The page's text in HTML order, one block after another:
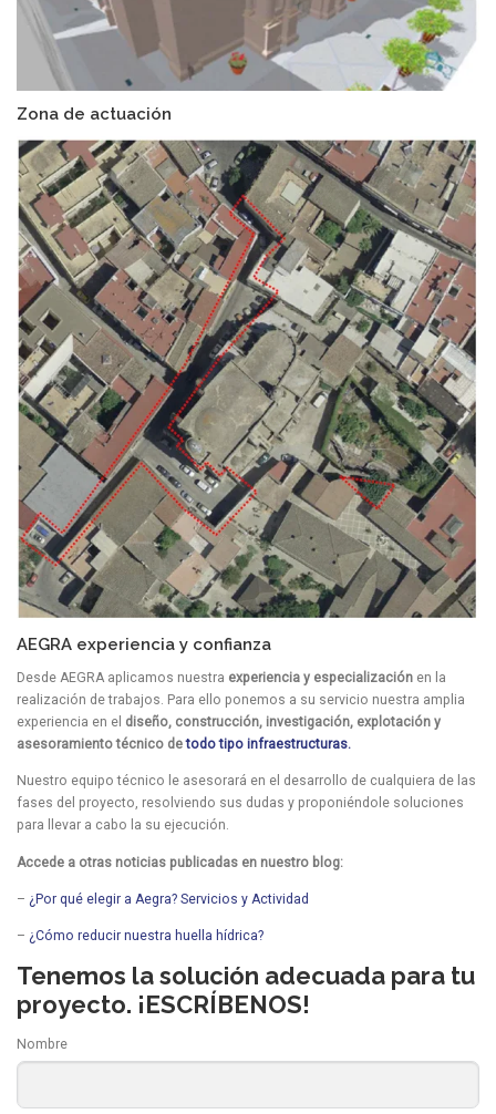
Zona de actuación
AEGRA experiencia y confianza
Desde AEGRA aplicamos nuestra experiencia y especialización en la
realización de trabajos. Para ello ponemos a su servicio nuestra amplia
experiencia en el diseño, construcción, investigación, explotación y
asesoramiento técnico detodo tipo infraestructuras.
Nuestro equipo técnico le asesorará en el desarrollo de cualquiera de las
fases del proyecto, resolviendo sus dudas y proponiéndole soluciones
para llevar a cabo la su ejecución.
Accede a otras noticias publicadas en nuestro blog:
– ¿Por qué elegir a Aegra? Servicios y Actividad
– ¿Cómo reducir nuestra huella hídrica?
Tenemos la solución adecuada para tu
proyecto. ¡ESCRÍBENOS!
Nombre